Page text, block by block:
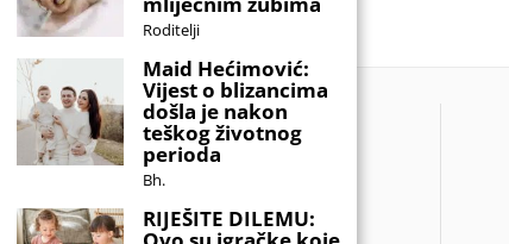
Roditelji
Maid Hećimović:
Vijest o blizancima
došla je nakon
teškog životnog
perioda
Bh.
RIJEŠITE DILEMU: